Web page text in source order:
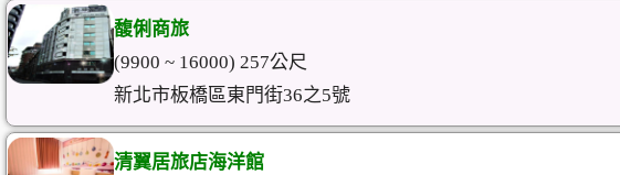
馥俐商旅
(9900 ~ 16000) 257公尺
新北市板橋區東門街36之5號
清翼居旅店海洋館